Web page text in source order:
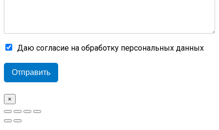
Даю согласие на обработку персональных данных
Отправить
×